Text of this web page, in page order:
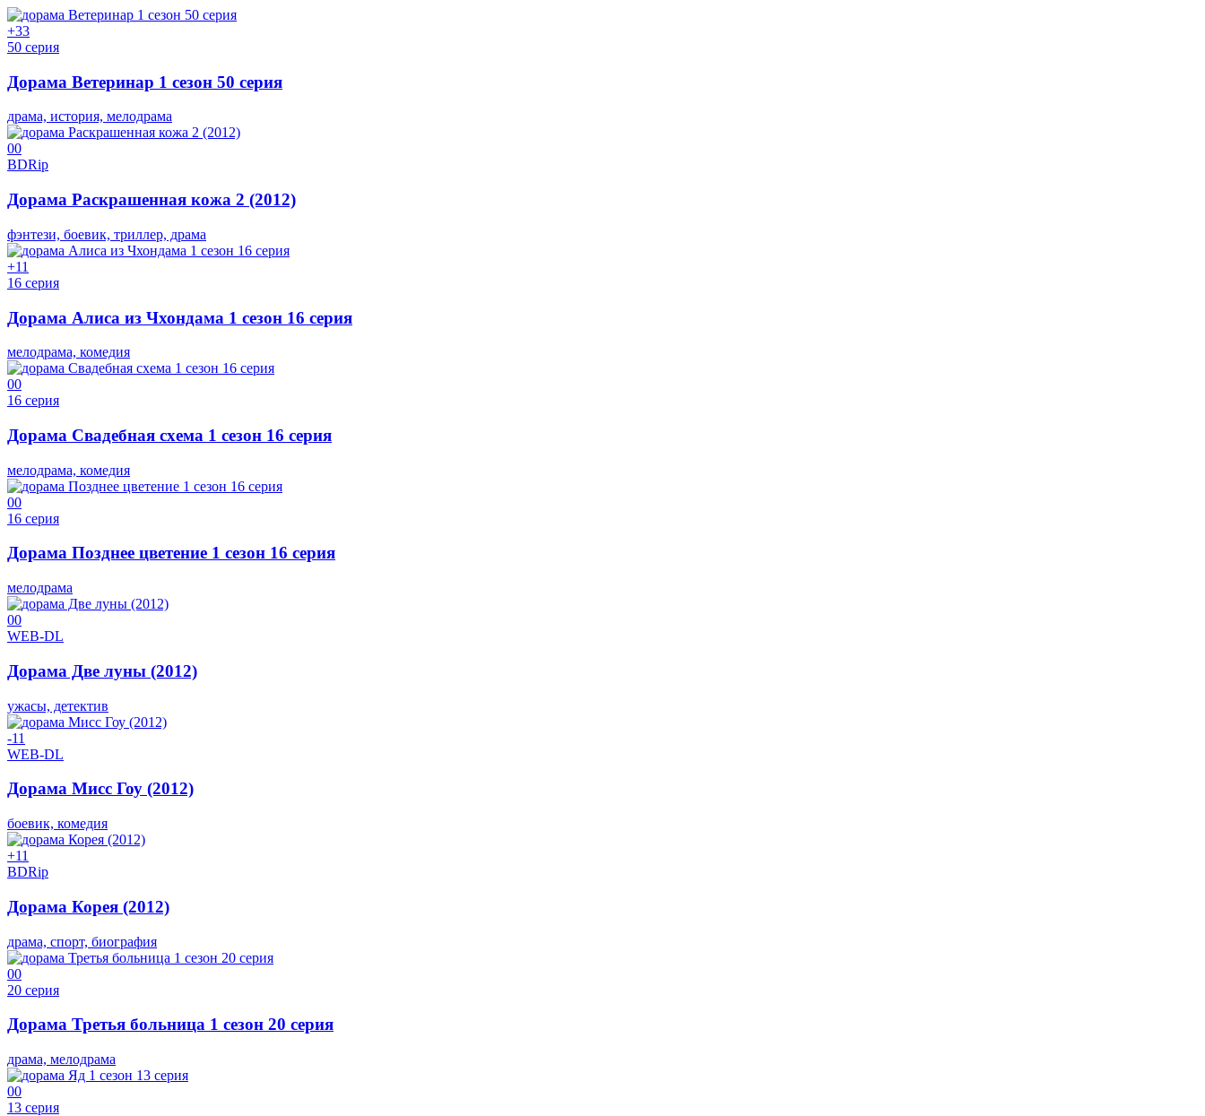
+33
50 серия
Дорама Ветеринар 1 сезон 50 серия
драма, история, мелодрама
00
BDRip
Дорама Раскрашенная кожа 2 (2012)
фэнтези, боевик, триллер, драма
+11
16 серия
Дорама Алиса из Чхондама 1 сезон 16 серия
мелодрама, комедия
00
16 серия
Дорама Свадебная схема 1 сезон 16 серия
мелодрама, комедия
00
16 серия
Дорама Позднее цветение 1 сезон 16 серия
мелодрама
00
WEB-DL
Дорама Две луны (2012)
ужасы, детектив
-11
WEB-DL
Дорама Мисс Гоу (2012)
боевик, комедия
+11
BDRip
Дорама Корея (2012)
драма, спорт, биография
00
20 серия
Дорама Третья больница 1 сезон 20 серия
драма, мелодрама
00
13 серия